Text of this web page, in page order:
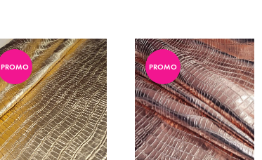
ADD
TO
WISHLIST
ADD
TO
WISHLIST
PROMO PROMO